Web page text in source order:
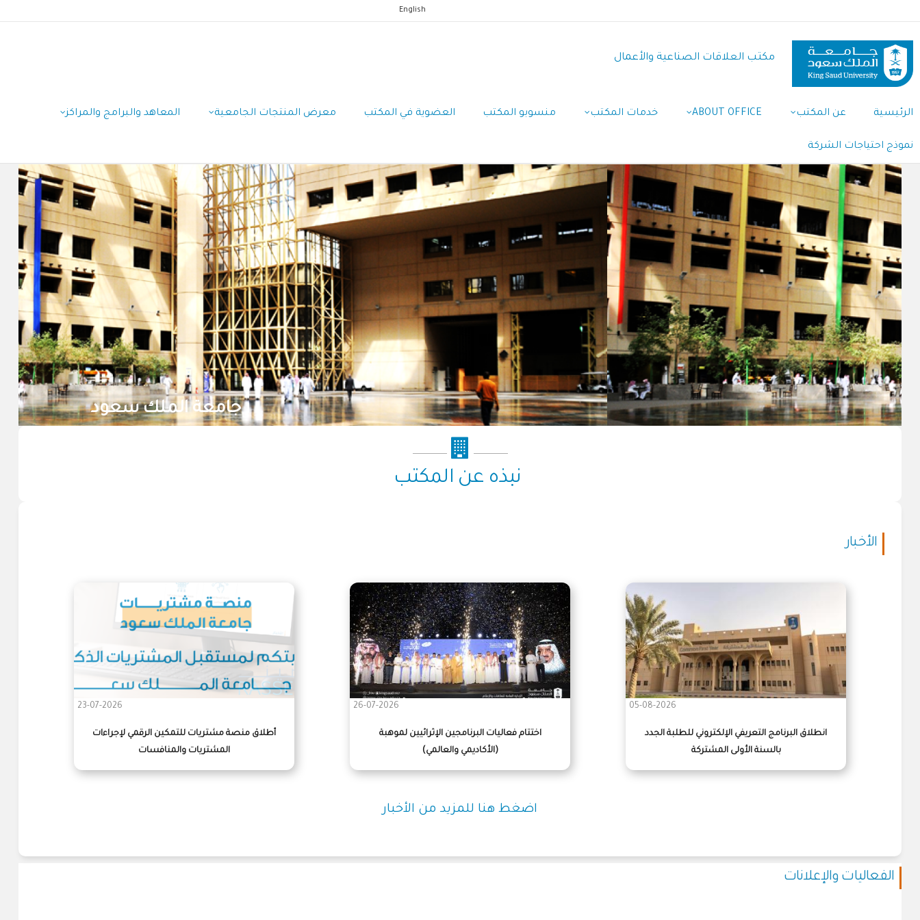
المحتوى
الرئيسي
English
مكتب العلاقات الصناعية والأعمال
Navigation
الرئيسية عن المكتب ABOUT OFFICE خدمات المكتب منسوبو المكتب العضوية في المكتب معرض المنتجات الجامعية المعاهد والبرامج والمراكز
نموذج احتياجات الشركة
جامعة الملك سعود
نبذه عن المكتب
الأخبار
05-08-2026
انطلاق البرنامج التعريفي الإلكتروني للطلبة الجدد
بالسنة الأولى المشتركة
26-07-2026
اختتام فعاليات البرنامجين الإثرائيين لموهبة
(الأكاديمي والعالمي)
23-07-2026
أطلاق منصة مشتريات للتمكين الرقمي لإجراءات
المشتريات والمنافسات
اضغط هنا للمزيد من الأخبار
الفعاليات والإعلانات